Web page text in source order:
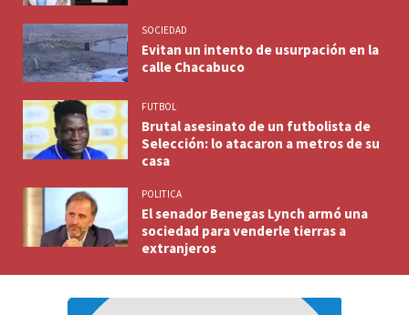
SOCIEDAD
Evitan un intento de usurpación en la
calle Chacabuco
FUTBOL
Brutal asesinato de un futbolista de
Selección: lo atacaron a metros de su
casa
POLITICA
El senador Benegas Lynch armó una
sociedad para venderle tierras a
extranjeros